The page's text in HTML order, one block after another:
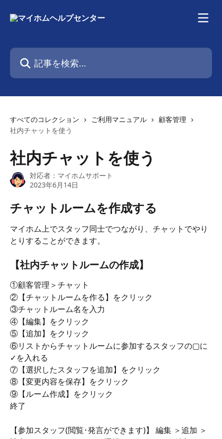
記事を検索...
すべてのコレクション ご利用マニュアル
顧客管理
社内チャットを使う
社内チャットを使う
対応者： マイホムサポート
2023年6月14日
チャットルームを作成する
マイホム上でスタッフ同士でつながり、チャットでやり
とりすることができます。
【社内チャットルームの作成】
①顧客管理＞チャット
②【チャットルームを作る】をクリック
③チャットルーム名を入力
④【編集】をクリック
⑤【追加】をクリック
⑥リストからチャットルームに参加するスタッフの▢に
✓を入れる
⑦【選択したスタッフを追加】をクリック
⑧【変更内容を保存】をクリック
⑨【ルーム作成】をクリック
終了
【参加スタッフ(閲覧･発言ができます)】 編集 ＞追加 ＞